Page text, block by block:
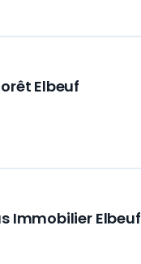
Elbeuf
Immobilier Elbeuf